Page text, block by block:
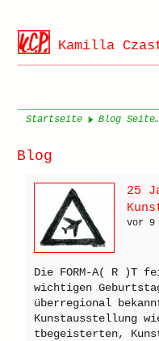
Kamilla
Startseite Blog Seite 3
Blog
25
vor 9
Die FORM-A( R )T
wichtigen
überregional
Kunstausstellung
tbegeisterten,